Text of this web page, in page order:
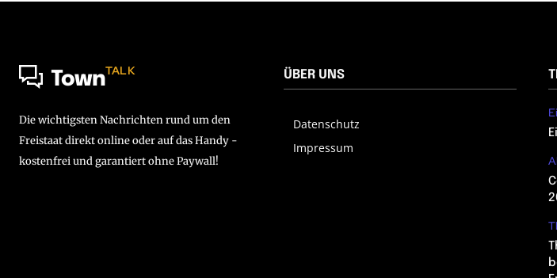
TownTALK
Die wichtigsten Nachrichten rund um den
Freistaat direkt online oder auf das Handy -
kostenfrei und garantiert ohne Paywall!
ÜBER UNS
Datenschutz
Impressum